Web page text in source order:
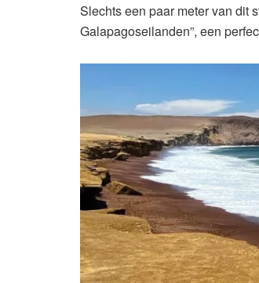
Slechts een paar meter van dit
Galapagoseilanden”, een